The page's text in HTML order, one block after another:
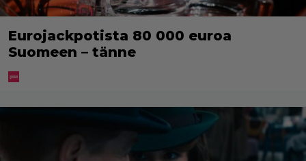
Eurojackpotista 80 000 euroa
Suomeen – tänne